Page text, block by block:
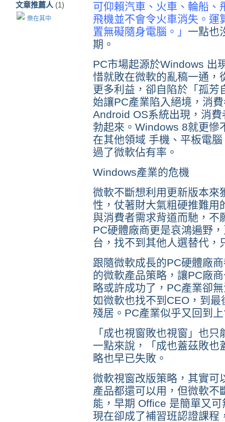
文章推薦人 (1)
樂在其中
可仰賴汽車、火車、輪船、
飛機並不會令火車消失。運
置無礙隨身電腦。」 一點也
期。
PC市場起源於Windows 出
惜就敗在微軟的亂稿一通，
更多利益，卻自陷於「孤
始讓PC產業陷入絕境，消
Android OS系統出現，消
勃起來。Windows 8就更慘
在其他領域 手機、平板電
過了微軟佔有率。
Windows產業的危機
微軟不斷想利用更新版本來
性，仗著財大氣粗硬推難用
與消費者需求背道而馳，不
PC硬體廠商更是哀鴻遍野
台，找不到其他人選替代，
跟隨微軟成長的PC硬體廠
的微軟產品策略，讓PC廠
略或許成功了，PC產業卻
如微軟也找不到CEO，到
殘居。PC產業似乎又回到
「成也視窗敗也視窗」也
一點來說，「成也蓋茲敗也
略也早已失敗。
微軟視窗改版策略，其實可
產品都還可以用，但微軟
能，早期 Office 是簡單又
現在卻成了補習班認證課程